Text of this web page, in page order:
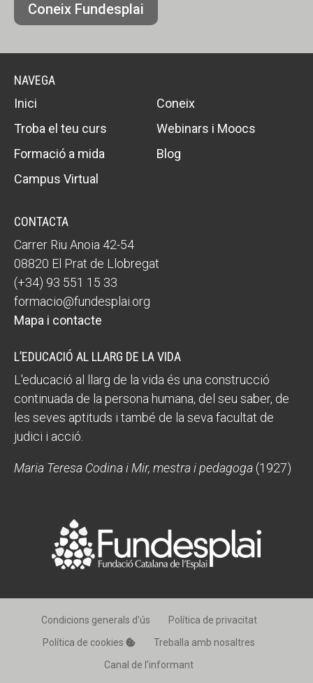
Coneix Fundesplai
NAVEGA
Inici
Coneix
Troba el teu curs
Webinars i Moocs
Formació a mida
Blog
Campus Virtual
CONTACTA
Carrer Riu Anoia 42-54
08820 El Prat de Llobregat
(+34) 93 551 15 33
formacio@fundesplai.org
Mapa i contacte
L’EDUCACIÓ AL LLARG DE LA VIDA
L'educació al llarg de la vida és una construcció
continuada de la persona humana, del seu saber, de
les seves aptituds i també de la seva facultat de
judici i acció.
Maria Teresa Codina i Mir, mestra i pedagoga (1927)
Condicions generals d’ús
Política de privacitat
Política de cookies
Treballa amb nosaltres
Canal de l’informant